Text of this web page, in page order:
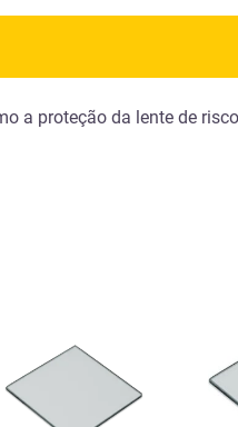
a proteção da lente de